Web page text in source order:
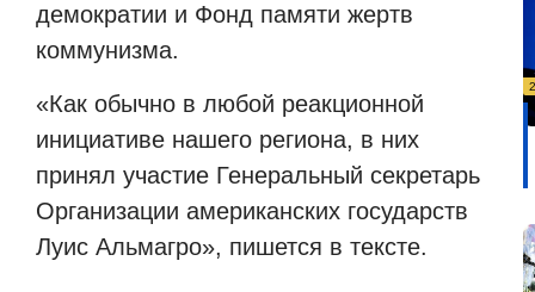
демократии и Фонд памяти жертв
коммунизма.
«Как обычно в любой реакционной
инициативе нашего региона, в них
принял участие Генеральный секретарь
Организации американских государств
Луис Альмагро», пишется в тексте.